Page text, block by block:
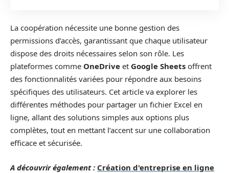
La coopération nécessite une bonne gestion des
permissions d’accès, garantissant que chaque utilisateur
dispose des droits nécessaires selon son rôle. Les
plateformes comme OneDrive et Google Sheets offrent
des fonctionnalités variées pour répondre aux besoins
spécifiques des utilisateurs. Cet article va explorer les
différentes méthodes pour partager un fichier Excel en
ligne, allant des solutions simples aux options plus
complètes, tout en mettant l’accent sur une collaboration
efficace et sécurisée.
A découvrir également : Création d'entreprise en ligne